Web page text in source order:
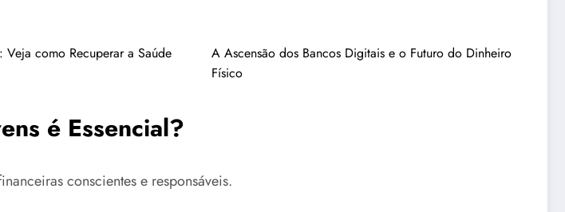
como Recuperar a Saúde
A Ascensão dos Bancos Digitais e o Futuro do Dinheiro
Físico
é Essencial?
conscientes e responsáveis.